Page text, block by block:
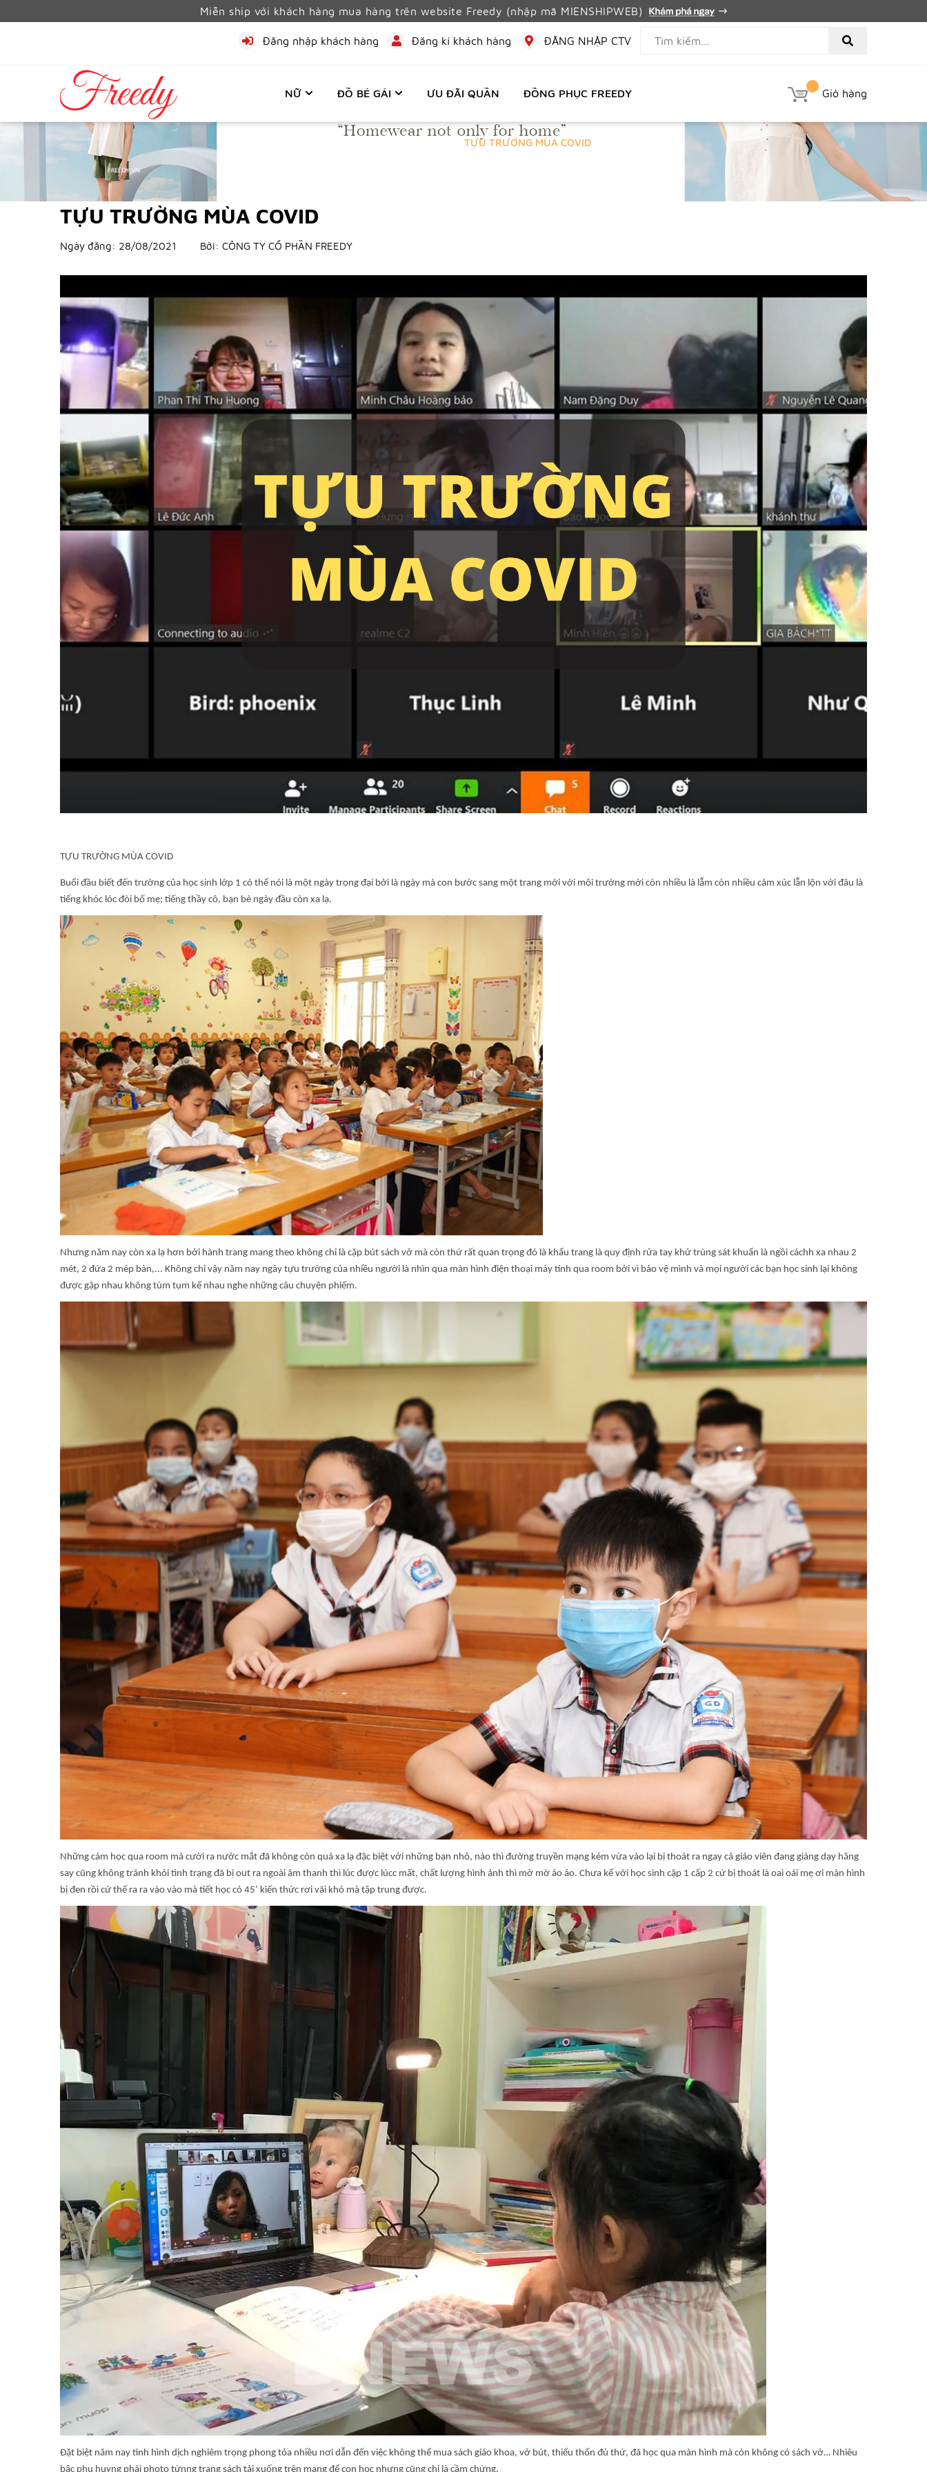
Miễn ship với khách hàng mua hàng trên website Freedy (nhập mã MIENSHIPWEB)
Đăng nhập khách hàng Đăng kí khách hàng ĐĂNG NHẬP CTV
NỮ ĐỒ BÉ GÁI ƯU ĐÃI QUẦN ĐỒNG PHỤC FREEDY Giỏ hàng
TỰU TRƯỜNG MÙA COVID
TỰU TRƯỜNG MÙA COVID
Ngày đăng: 28/08/2021 Bởi: CÔNG TY CỔ PHẦN FREEDY
TỰU TRƯỜNG MÙA COVID
Buổi đầu biết đến trường của học sinh lớp 1 có thể nói là một ngày trọng đại bởi là ngày mà con bước sang một trang mới với môi trường mới còn nhiều là lẫm còn nhiều cảm xúc lẫn lộn với đâu là
tiếng khóc lóc đòi bố mẹ; tiếng thầy cô, bạn bè ngày đầu còn xa lạ.
Nhưng năm nay còn xa lạ hơn bởi hành trang mang theo không chỉ là cặp bút sách vở mà còn thứ rất quan trọng đó là khẩu trang là quy định rửa tay khử trùng sát khuẩn là ngồi cáchh xa nhau 2
mét, 2 đứa 2 mép bàn,... Không chỉ vậy năm nay ngày tựu trường của nhiều người là nhìn qua màn hình điện thoại máy tính qua room bởi vì bảo vệ mình và mọi người các bạn học sinh lại không
được gặp nhau không túm tụm kể nhau nghe những câu chuyện phiếm.
Những cảm học qua room mà cười ra nước mắt đã không còn quá xa lạ đặc biệt với những bạn nhỏ, nào thì đường truyền mạng kém vừa vào lại bị thoát ra ngay cả giáo viên đang giảng dạy hăng
say cũng không tránh khỏi tình trạng đã bị out ra ngoài âm thanh thì lúc được lúcc mất, chất lượng hình ảnh thì mờ mờ ảo ảo. Chưa kể với học sinh cập 1 cấp 2 cứ bị thoát là oai oái mẹ ơi màn hình
bị đen rồi cứ thế ra ra vào vào mà tiết học có 45’ kiến thức rơi vãi khó mà tập trung được.
Đặt biệt năm nay tình hình dịch nghiêm trọng phong tỏa nhiều nơi dẫn đến việc không thể mua sách giáo khoa, vở bút, thiếu thốn đủ thứ, đã học qua màn hình mà còn không có sách vở… Nhiêu
bậc phụ huyng phải photo từnng trang sách tải xuống trên mạng để con học nhưng cũng chỉ là cầm chừng.